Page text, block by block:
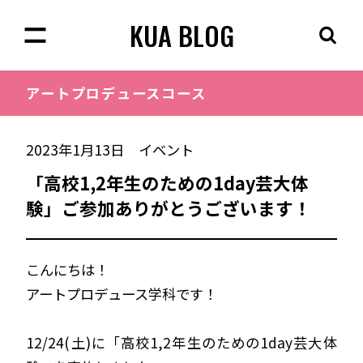
KUA BLOG
アートプロデュース コース
2023年1月13日 イベント
「高校1,2年生のための1day芸大体
験」ご参加ありがとうございます！
こんにちは！
アートプロデュース学科です！
12/24(土)に「高校1,2年生のための1day芸大体